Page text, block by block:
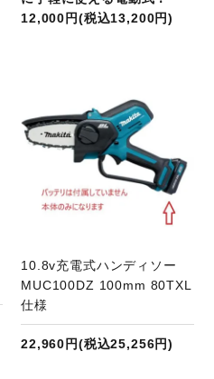
12,000円(税込13,200円)
10.8v充電式ハンディソー
MUC100DZ 100mm 80TXL
仕様
22,960円(税込25,256円)